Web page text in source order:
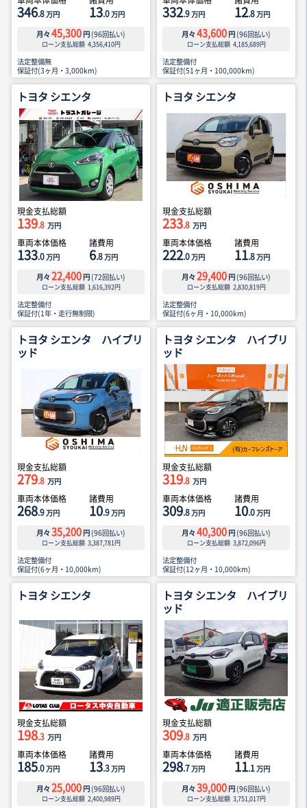
346.8万円 13.0万円
月々 45,300 円 (96回払い)
ローン支払総額 4,356,410円
法定整備無
保証付(3ヶ月・3,000km)
332.9万円 12.8万円
月々 43,600 円 (96回払い)
ローン支払総額 4,185,689円
法定整備付
保証付(51ヶ月・100,000km)
トヨタ シエンタ
現金支払総額
139.8 万円
車両本体価格
133.0万円
諸費用
6.8万円
月々 22,400 円 (72回払い)
ローン支払総額 1,616,392円
法定整備付
保証付(1年・走行無制限)
トヨタ シエンタ
現金支払総額
233.8 万円
車両本体価格
222.0万円
諸費用
11.8万円
月々 29,400 円 (96回払い)
ローン支払総額 2,830,819円
法定整備付
保証付(6ヶ月・10,000km)
トヨタ シエンタ ハイブリ
ッド
現金支払総額
279.8 万円
車両本体価格
268.9万円
諸費用
10.9万円
月々 35,200 円 (96回払い)
ローン支払総額 3,387,781円
法定整備付
保証付(6ヶ月・10,000km)
トヨタ シエンタ ハイブリ
ッド
現金支払総額
319.8 万円
車両本体価格
309.8万円
諸費用
10.0万円
月々 40,300 円 (96回払い)
ローン支払総額 3,872,096円
法定整備付
保証付(12ヶ月・10,000km)
トヨタ シエンタ
現金支払総額
198.3 万円
車両本体価格
185.0万円
諸費用
13.3万円
月々 25,000 円 (96回払い)
ローン支払総額 2,400,989円
トヨタ シエンタ ハイブリ
ッド
現金支払総額
309.8 万円
車両本体価格
298.7万円
諸費用
11.1万円
月々 39,000 円 (96回払い)
ローン支払総額 3,751,017円